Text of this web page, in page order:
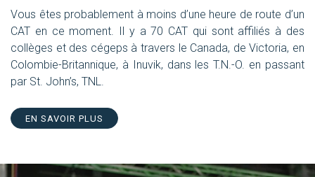
Vous êtes probablement à moins d’une heure de route d’un
CAT en ce moment. Il y a 70 CAT qui sont affiliés à des
collèges et des cégeps à travers le Canada, de Victoria, en
Colombie-Britannique, à Inuvik, dans les T.N.-O. en passant
par St. John’s, TNL.
EN SAVOIR PLUS